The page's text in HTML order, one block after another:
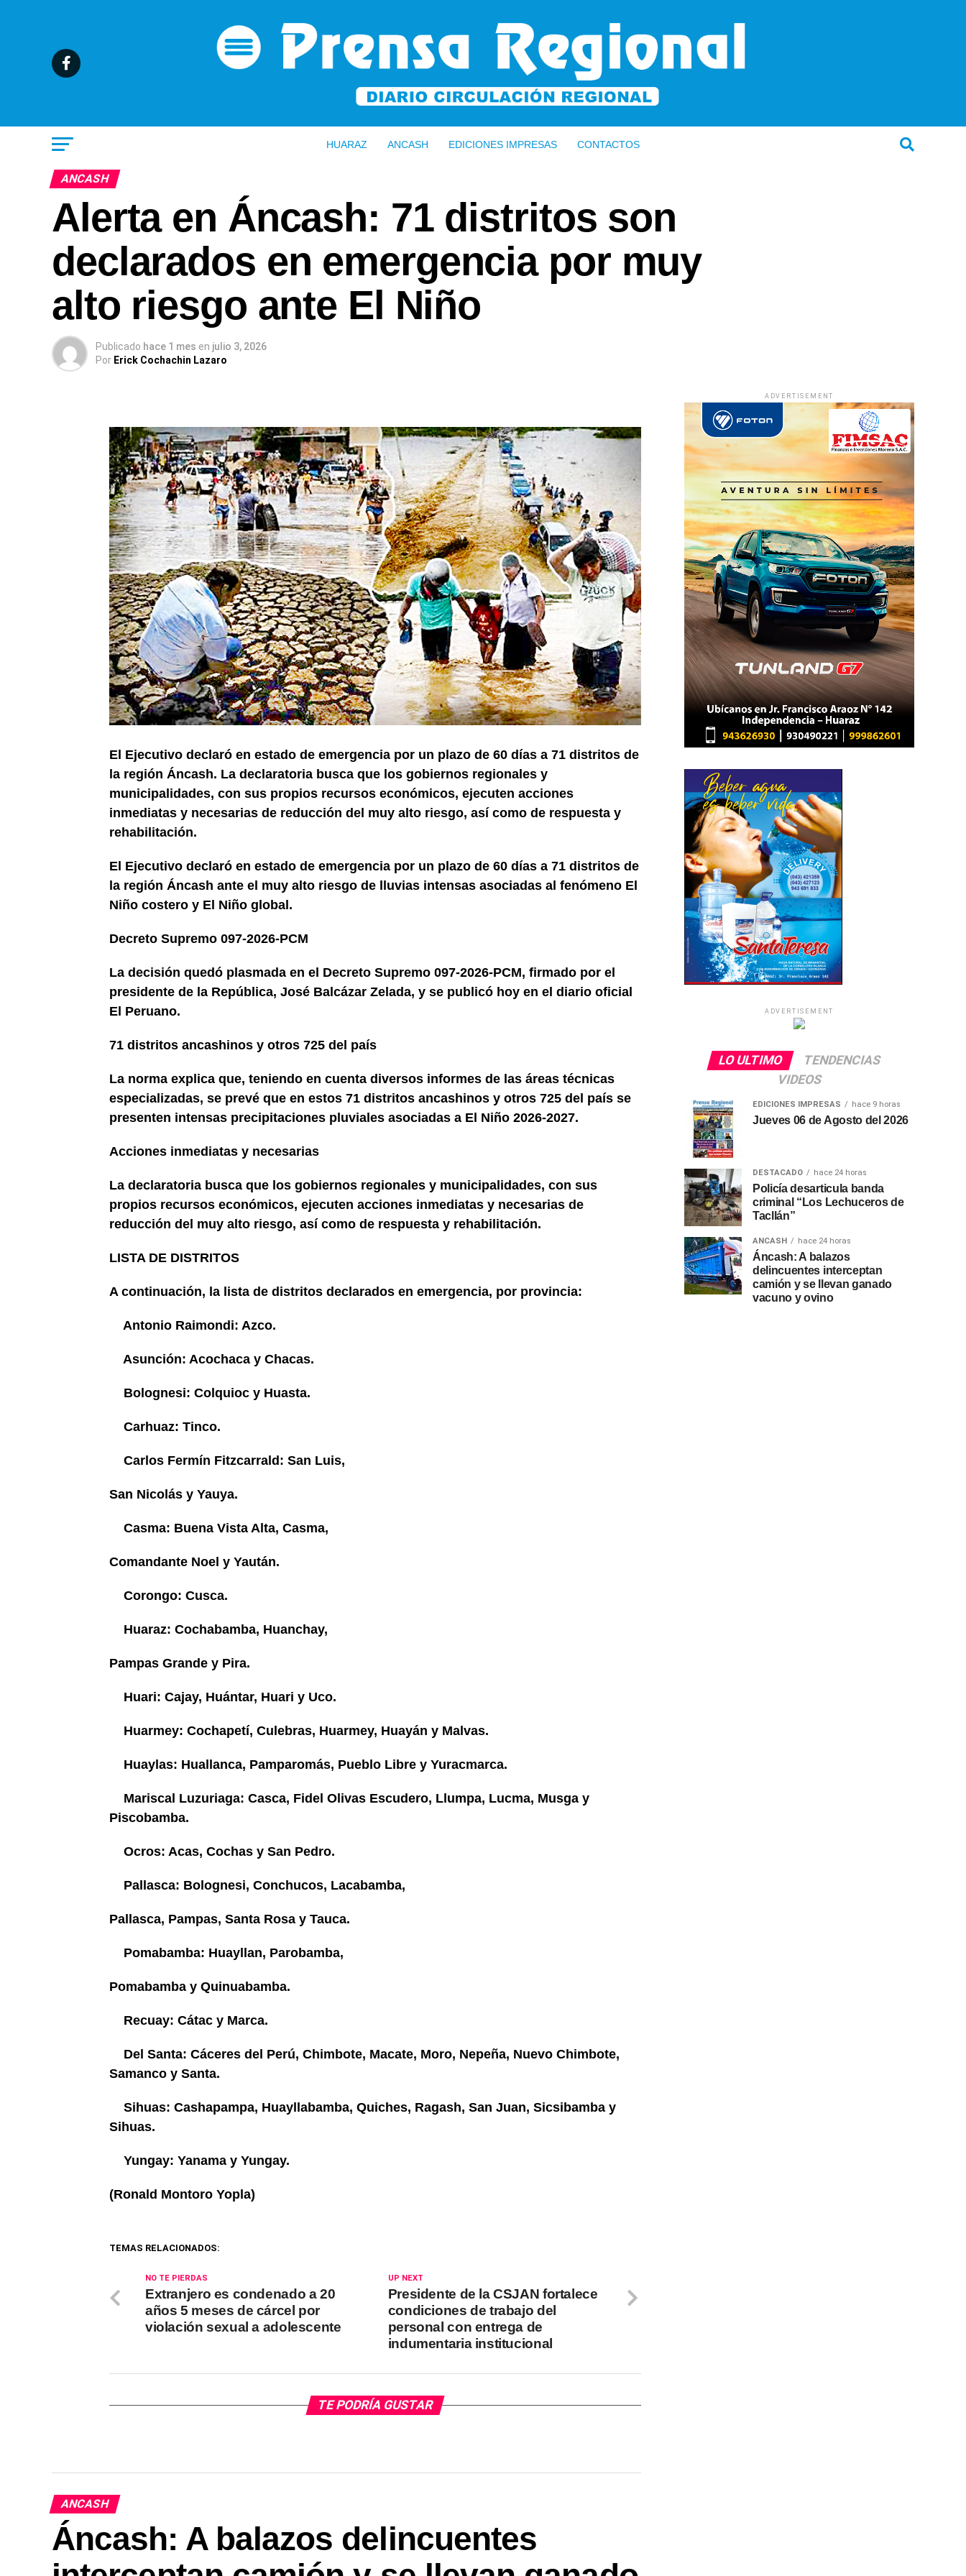
HUARAZ ANCASH EDICIONES IMPRESAS CONTACTOS
ANCASH
Alerta en Áncash: 71 distritos son
declarados en emergencia por muy
alto riesgo ante El Niño
Publicado hace 1 mes en julio 3, 2026
Por Erick Cochachin Lazaro
El Ejecutivo declaró en estado de emergencia por un plazo de 60 días a 71 distritos de
la región Áncash. La declaratoria busca que los gobiernos regionales y
municipalidades, con sus propios recursos económicos, ejecuten acciones
inmediatas y necesarias de reducción del muy alto riesgo, así como de respuesta y
rehabilitación.
El Ejecutivo declaró en estado de emergencia por un plazo de 60 días a 71 distritos de
la región Áncash ante el muy alto riesgo de lluvias intensas asociadas al fenómeno El
Niño costero y El Niño global.
Decreto Supremo 097-2026-PCM
La decisión quedó plasmada en el Decreto Supremo 097-2026-PCM, firmado por el
presidente de la República, José Balcázar Zelada, y se publicó hoy en el diario oficial
El Peruano.
71 distritos ancashinos y otros 725 del país
La norma explica que, teniendo en cuenta diversos informes de las áreas técnicas
especializadas, se prevé que en estos 71 distritos ancashinos y otros 725 del país se
presenten intensas precipitaciones pluviales asociadas a El Niño 2026-2027.
Acciones inmediatas y necesarias
La declaratoria busca que los gobiernos regionales y municipalidades, con sus
propios recursos económicos, ejecuten acciones inmediatas y necesarias de
reducción del muy alto riesgo, así como de respuesta y rehabilitación.
LISTA DE DISTRITOS
A continuación, la lista de distritos declarados en emergencia, por provincia:
Antonio Raimondi: Azco.
Asunción: Acochaca y Chacas.
Bolognesi: Colquioc y Huasta.
Carhuaz: Tinco.
Carlos Fermín Fitzcarrald: San Luis,
San Nicolás y Yauya.
Casma: Buena Vista Alta, Casma,
Comandante Noel y Yaután.
Corongo: Cusca.
Huaraz: Cochabamba, Huanchay,
Pampas Grande y Pira.
Huari: Cajay, Huántar, Huari y Uco.
Huarmey: Cochapetí, Culebras, Huarmey, Huayán y Malvas.
Huaylas: Huallanca, Pamparomás, Pueblo Libre y Yuracmarca.
Mariscal Luzuriaga: Casca, Fidel Olivas Escudero, Llumpa, Lucma, Musga y
Piscobamba.
Ocros: Acas, Cochas y San Pedro.
Pallasca: Bolognesi, Conchucos, Lacabamba,
Pallasca, Pampas, Santa Rosa y Tauca.
Pomabamba: Huayllan, Parobamba,
Pomabamba y Quinuabamba.
Recuay: Cátac y Marca.
Del Santa: Cáceres del Perú, Chimbote, Macate, Moro, Nepeña, Nuevo Chimbote,
Samanco y Santa.
Sihuas: Cashapampa, Huayllabamba, Quiches, Ragash, San Juan, Sicsibamba y
Sihuas.
Yungay: Yanama y Yungay.
(Ronald Montoro Yopla)
TEMAS RELACIONADOS:
UP NEXT
Presidente de la CSJAN fortalece
condiciones de trabajo del
personal con entrega de
indumentaria institucional
NO TE PIERDAS
Extranjero es condenado a 20
años 5 meses de cárcel por
violación sexual a adolescente
TE PODRÍA GUSTAR
ANCASH
Áncash: A balazos delincuentes
ADVERTISEMENT
ADVERTISEMENT
LO ULTIMO
TENDENCIAS
VIDEOS
EDICIONES IMPRESAS hace 9 horas
Jueves 06 de Agosto del 2026
DESTACADO hace 24 horas
Policía desarticula banda
criminal “Los Lechuceros de
Tacllán”
ANCASH hace 24 horas
Áncash: A balazos
delincuentes interceptan
camión y se llevan ganado
vacuno y ovino